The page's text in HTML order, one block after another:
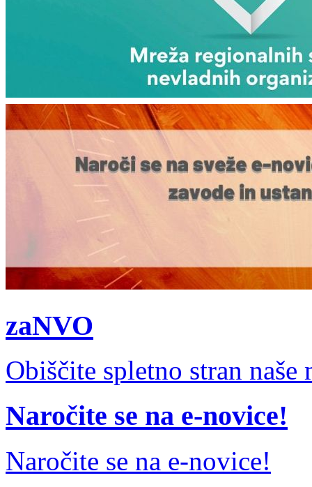
zaNVO
Obiščite spletno stran naše
Naročite se na e-novice!
Naročite se na e-novice!